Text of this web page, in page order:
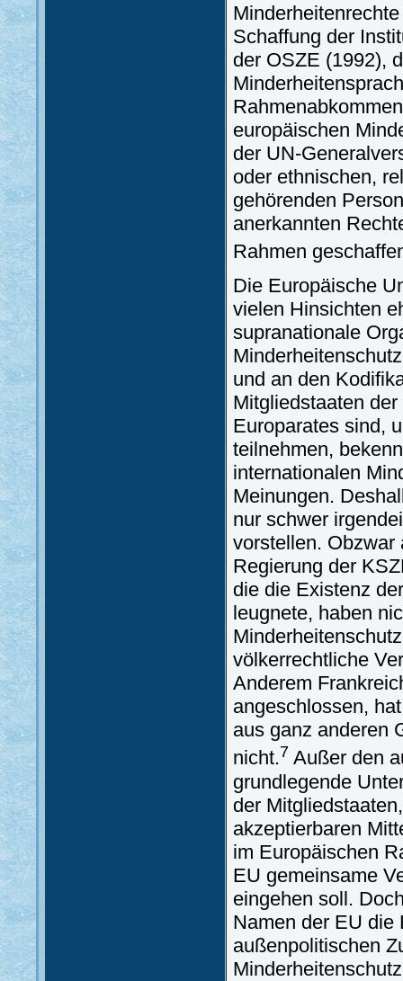
Schaffung der
der OSZE (1992),
europäischen
der UN-
oder ethnischen,
gehörenden
anerkannten
Rahmen
Die Europäische
vielen Hinsichten
supranationale
und an den
Mitgliedstaaten
Europarates sind,
teilnehmen,
internationalen
Meinungen.
nur schwer
vorstellen. Obzwar
Regierung der
die die Existenz
leugnete, haben
völkerrechtliche
Anderem
angeschlossen,
aus ganz anderen
nicht.7 Außer den
grundlegende
der
akzeptierbaren
im Europäischen
EU gemeinsame
eingehen soll.
Namen der EU die
außenpolitischen